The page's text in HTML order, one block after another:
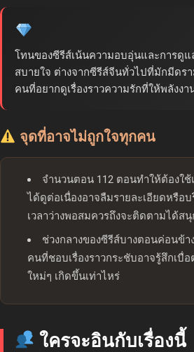
โทนของซีรีส์เน้นความอบอุ่นและการดู
สบายใจ ต่างจากซีรีส์จีนทั่วไปที่มักมีดร
คนที่อยากดูเรื่องราวความรักที่ให้พลังงา
จุดที่อาจไม่ถูกใจทุกคน
จำนวนตอน 112 ตอนทำให้ต้องใช้
ได้ดูต่อเนื่องอาจลืมรายละเอียดหรือ
เวลาว่างพอสมควรถึงจะติดตามได้สนุ
ช่วงกลางของซีรีส์บางตอนค่อนข้
คนที่ชอบเรื่องราวกระชับอาจรู้สึกเบื่
ใหม่ๆ เกิดขึ้นเท่าไหร่
ใครจะอินกับเรื่องนี้